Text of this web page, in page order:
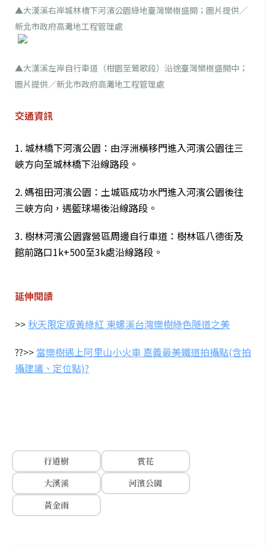
▲大漢溪右岸城林橋下河濱公園綠地臺灣欒樹盛開；圖片提供／
新北市政府高灘地工程管理處
▲大漢溪左岸自行車道（柑園至鶯歌段）沿途臺灣欒樹盛開中；
圖片提供／新北市政府高灘地工程管理處
交通資訊
1. 城林橋下河濱公園：由浮洲橫移門進入河濱公園往三
峽方向至城林橋下沿線路段。
2. 媽祖田河濱公園：土城區成功水門進入河濱公園後往
三峽方向，遇籃球場後沿線路段。
3. 樹林河濱公園露營區周邊自行車道：樹林區八德街及
館前路口1k+500至3k處沿線路段。
延伸閱讀
>> 秋天限定版黃綠紅 東螺溪台灣欒樹綠色隧道之美
??>> 當欒樹遇上阿里山小火車 嘉義最美鐵道拍攝點(含拍
攝建議、定位點)?
行道樹
賞花
大漢溪
河濱公園
黃金雨